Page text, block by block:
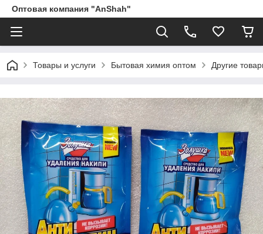
Оптовая компания "AnShah"
Товары и услуги Бытовая химия оптом Другие